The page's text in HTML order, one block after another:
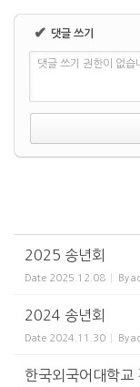
✔ 댓글 쓰기
댓글 쓰기 권한이 없습
2025 송년회
Date 2025.12.08 By
2024 송년회
Date 2024.11.30 By
한국외국어대학교